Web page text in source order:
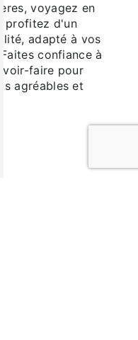
voyagez en
profitez d'un
adapté à vos
confiance à
faire pour
agréables et